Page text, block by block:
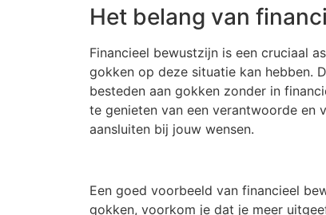
Het belang van
Financieel bewustzijn is een cruciaal
gokken op deze situatie kan hebben.
besteden aan gokken zonder in
te genieten van een verantwoorde en
aansluiten bij jouw wensen.
Een goed voorbeeld van financieel
gokken, voorkom je dat je meer